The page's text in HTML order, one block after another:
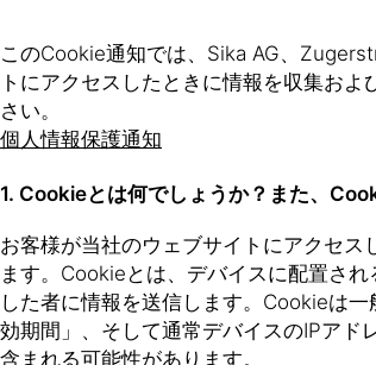
このCookie通知では、Sika AG、
トにアクセスしたときに情報を収集お
さい。
個人情報保護通知
1. Cookieとは何でしょうか？また、
お客様が当社のウェブサイトにアクセ
ます。Cookieとは、デバイスに配置さ
した者に情報を送信します。Cookieは
効期間」、そして通常デバイスのIPアド
含まれる可能性があります。